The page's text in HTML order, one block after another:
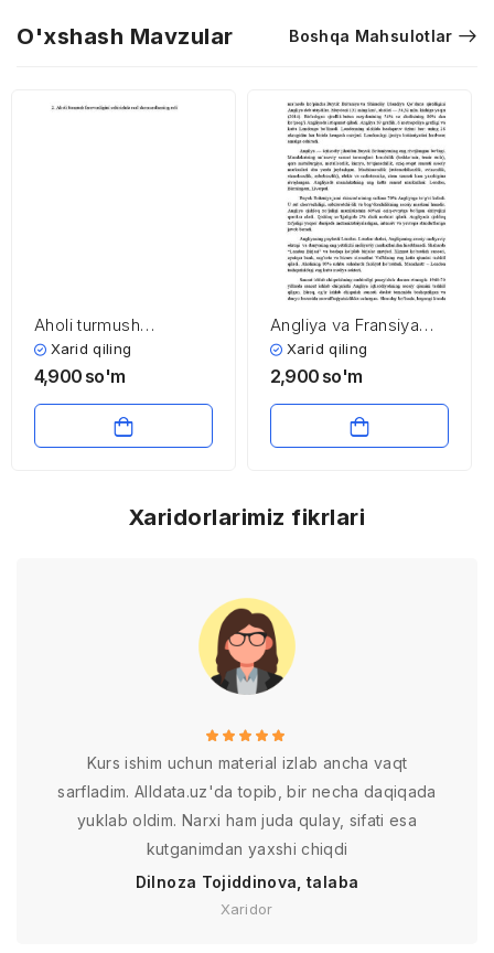
O'xshash Mavzular Boshqa Mahsulotlar
Aholi turmush
farovonligini
oshirishning ilmiy
Xarid qiling
4,900 so'm
Angliya va Fransiya
iqtisodiyoti
Xarid qiling
2,900 so'm
Xaridorlarimiz fikrlari
Kurs ishim uchun material izlab ancha vaqt
sarfladim. Alldata.uz'da topib, bir necha daqiqada
yuklab oldim. Narxi ham juda qulay, sifati esa
kutganimdan yaxshi chiqdi
Dilnoza Tojiddinova, talaba
Xaridor